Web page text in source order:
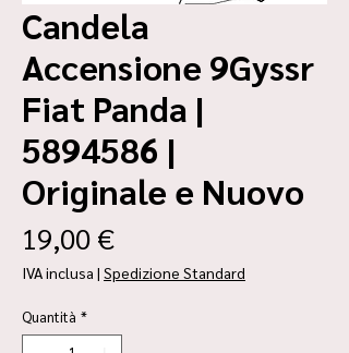
Candela
Accensione 9Gyssr
Fiat Panda |
5894586 |
Originale e Nuovo
19,00 €Prezzo
IVA inclusa | Spedizione Standard
Quantità *